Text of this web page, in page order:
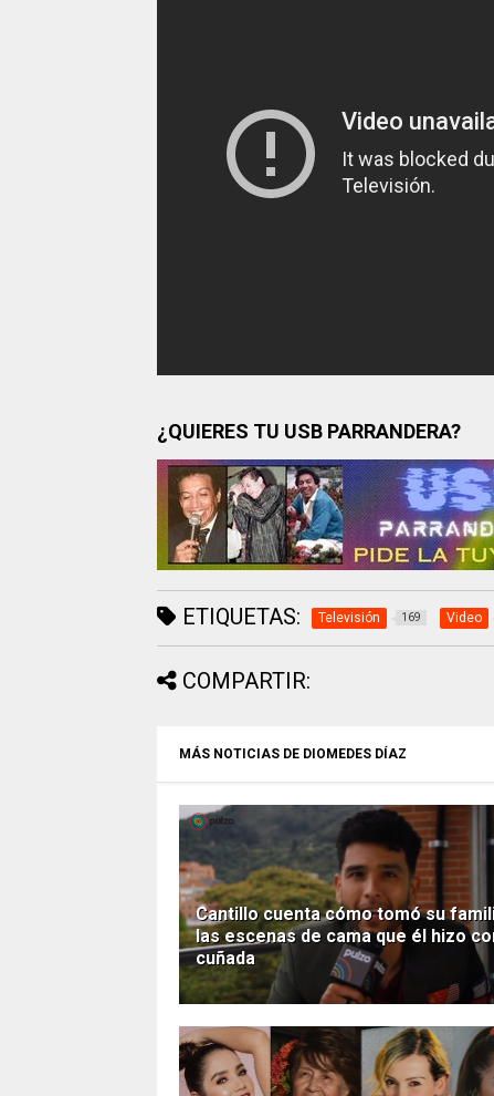
¿QUIERES TU USB PARRANDERA?
ETIQUETAS: Televisión 169 Video
COMPARTIR:
MÁS NOTICIAS DE DIOMEDES DÍAZ
Cantillo cuenta cómo tomó su
las escenas de cama que él hizo
cuñada